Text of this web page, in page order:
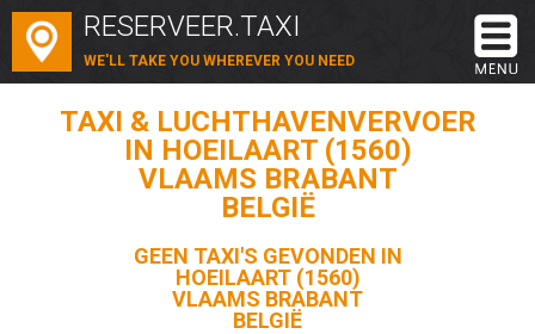
RESERVEER.TAXI
WE'LL TAKE YOU WHEREVER YOU NEED
TAXI & LUCHTHAVENVERVOER
IN HOEILAART (1560)
VLAAMS BRABANT
BELGIË
GEEN TAXI'S GEVONDEN IN
HOEILAART (1560)
VLAAMS BRABANT
BELGIË